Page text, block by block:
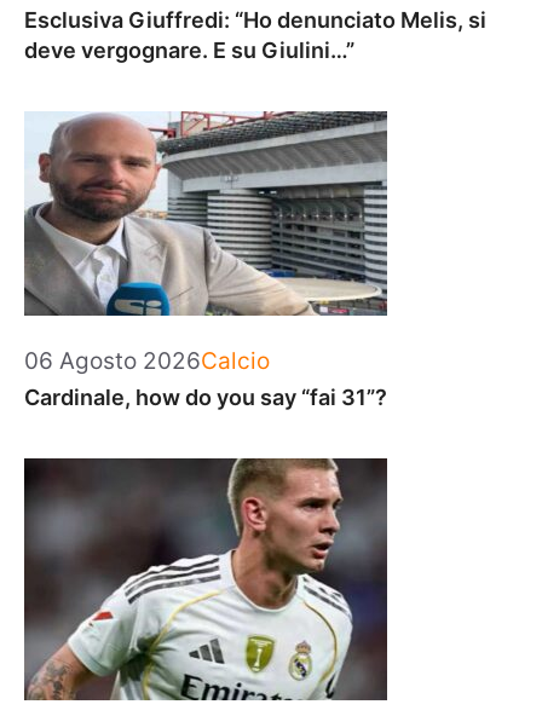
Esclusiva Giuffredi: “Ho denunciato Melis, si
deve vergognare. E su Giulini…”
06 Agosto 2026Categorie
Calcio
Cardinale, how do you say “fai 31”?